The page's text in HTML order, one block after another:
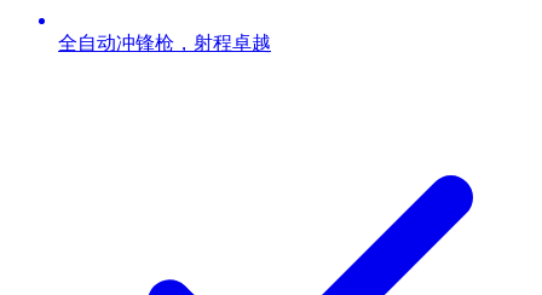
全自动冲锋枪，射程卓越